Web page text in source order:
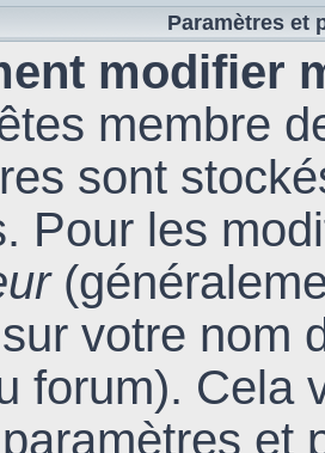
Paramètres et
modifier
membre
sont
Pour les
votre nom
forum). Cela
et